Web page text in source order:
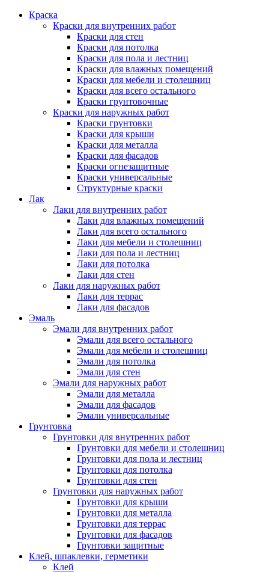
Краска
Краски для внутренних работ
Краски для стен
Краски для потолка
Краски для пола и лестниц
Краски для влажных помещений
Краски для мебели и столешниц
Краски для всего остального
Краски грунтовочные
Краски для наружных работ
Краски грунтовки
Краски для крыши
Краски для металла
Краски для фасадов
Краски огнезащитные
Краски универсальные
Структурные краски
Лак
Лаки для внутренних работ
Лаки для влажных помещений
Лаки для всего остального
Лаки для мебели и столешниц
Лаки для пола и лестниц
Лаки для потолка
Лаки для стен
Лаки для наружных работ
Лаки для террас
Лаки для фасадов
Эмаль
Эмали для внутренних работ
Эмали для всего остального
Эмали для мебели и столешниц
Эмали для потолка
Эмали для стен
Эмали для наружных работ
Эмали для металла
Эмали для фасадов
Эмали универсальные
Грунтовка
Грунтовки для внутренних работ
Грунтовки для мебели и столешниц
Грунтовки для пола и лестниц
Грунтовки для потолка
Грунтовки для стен
Грунтовки для наружных работ
Грунтовки для крыши
Грунтовки для металла
Грунтовки для террас
Грунтовки для фасадов
Грунтовки защитные
Клей, шпаклевки, герметики
Клей